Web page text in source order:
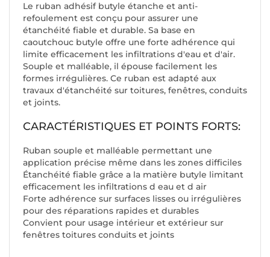
Le ruban adhésif butyle étanche et anti-
refoulement est conçu pour assurer une
étanchéité fiable et durable. Sa base en
caoutchouc butyle offre une forte adhérence qui
limite efficacement les infiltrations d'eau et d'air.
Souple et malléable, il épouse facilement les
formes irrégulières. Ce ruban est adapté aux
travaux d'étanchéité sur toitures, fenêtres, conduits
et joints.
CARACTÉRISTIQUES ET POINTS FORTS:
Ruban souple et malléable permettant une
application précise même dans les zones difficiles
Étanchéité fiable grâce a la matière butyle limitant
efficacement les infiltrations d eau et d air
Forte adhérence sur surfaces lisses ou irrégulières
pour des réparations rapides et durables
Convient pour usage intérieur et extérieur sur
fenêtres toitures conduits et joints